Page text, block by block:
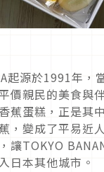
起源於1991年，
價親民的美食與
蕉蛋糕，正是其
，變成了平易近
讓TOKYO
日本其他城市。